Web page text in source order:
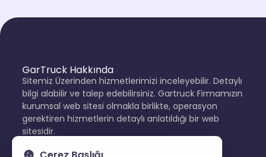
GarTruck Hakkında
Sitemiz Üzerinden hizmetlerimizi inceleyebilir. Detaylı
bilgi alabilir ve talep edebilirsiniz. Gartruck Firmamızın
kurumsal web sitesi olmakla birlikte, operasyon
gerektiren hizmetlerin detaylı anlatıldığı bir web
sitesidir.